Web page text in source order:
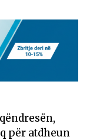
për atdheun